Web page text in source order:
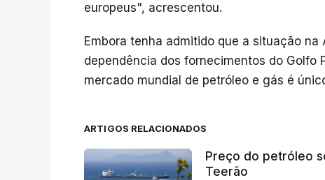
europeus", acrescentou.
Embora tenha admitido que a situação
dependência dos fornecimentos do Golfo
mercado mundial de petróleo e gás é
ARTIGOS RELACIONADOS
Preço do petróleo
Teerão